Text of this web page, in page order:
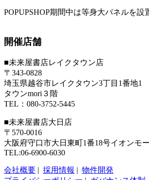
POPUPSHOP期間中は等身大パネルを設
開催店舗
■未来屋書店レイクタウン店
〒343-0828
埼玉県越谷市レイクタウン3丁目1番地1
タウンmori３階
TEL：080-3752-5445
■未来屋書店大日店
〒570-0016
大阪府守口市大日東町1番18号イオンモ
TEL:06-6900-6030
会社概要 | 採用情報 | 物件開発